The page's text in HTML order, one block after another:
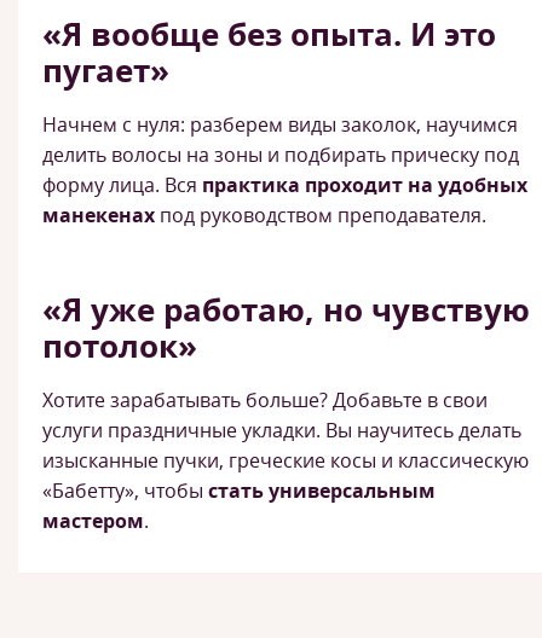
«Я вообще без опыта. И это
пугает»
Начнем с нуля: разберем виды заколок, научимся
делить волосы на зоны и подбирать прическу под
форму лица. Вся практика проходит на удобных
манекенах под руководством преподавателя.
«Я уже работаю, но чувствую
потолок»
Хотите зарабатывать больше? Добавьте в свои
услуги праздничные укладки. Вы научитесь делать
изысканные пучки, греческие косы и классическую
«Бабетту», чтобы стать универсальным
мастером.